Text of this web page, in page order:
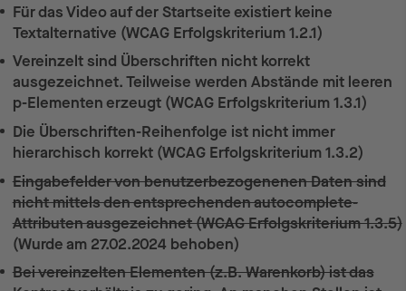
Für das Video auf der Startseite existiert keine
Textalternative (WCAG Erfolgskriterium 1.2.1)
Vereinzelt sind Überschriften nicht korrekt
ausgezeichnet. Teilweise werden Abstände mit leeren
p-Elementen erzeugt (WCAG Erfolgskriterium 1.3.1)
Die Überschriften-Reihenfolge ist nicht immer
hierarchisch korrekt (WCAG Erfolgskriterium 1.3.2)
Eingabefelder von benutzerbezogenenen Daten sind
nicht mittels den entsprechenden autocomplete-
Attributen ausgezeichnet (WCAG Erfolgskriterium 1.3.5)
(Wurde am 27.02.2024 behoben)
Bei vereinzelten Elementen (z.B. Warenkorb) ist das